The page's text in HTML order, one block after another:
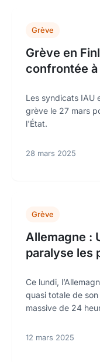
Grève
Grève en
confrontée
Les syndicats IAU
grève le 27 mars
l'État.
28 mars 2025
Grève
Allemagne :
paralyse les
Ce lundi,
quasi totale de
massive de 24
12 mars 2025